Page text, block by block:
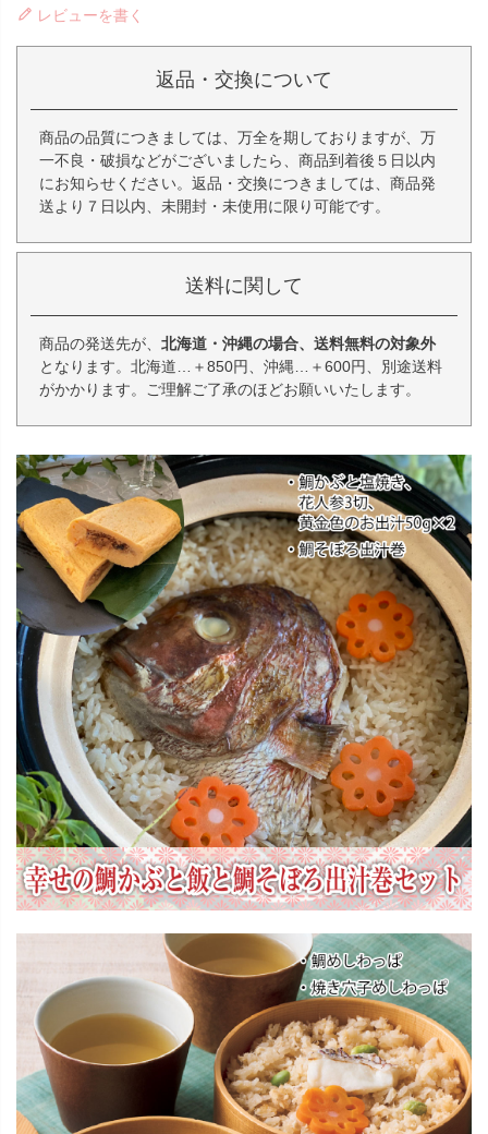
レビューを書く
返品・交換について
商品の品質につきましては、万全を期しておりますが、万
一不良・破損などがございましたら、商品到着後５日以内
にお知らせください。返品・交換につきましては、商品発
送より７日以内、未開封・未使用に限り可能です。
送料に関して
商品の発送先が、 北海道・沖縄の場合、送料無料の対象外
となります。北海道…＋850円、沖縄…＋600円、別途送料
がかかります。ご理解ご了承のほどお願いいたします。